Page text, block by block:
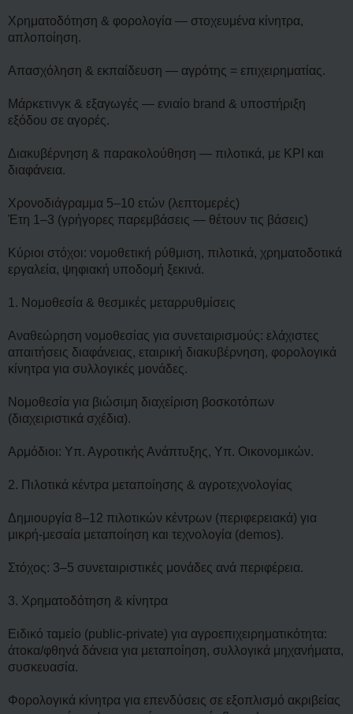
Χρηματοδότηση & φορολογία — στοχευμένα κίνητρα,
απλοποίηση.
Απασχόληση & εκπαίδευση — αγρότης = επιχειρηματίας.
Μάρκετινγκ & εξαγωγές — ενιαίο brand & υποστήριξη
εξόδου σε αγορές.
Διακυβέρνηση & παρακολούθηση — πιλοτικά, με KPI και
διαφάνεια.
Χρονοδιάγραμμα 5–10 ετών (λεπτομερές)
Έτη 1–3 (γρήγορες παρεμβάσεις — θέτουν τις βάσεις)
Κύριοι στόχοι: νομοθετική ρύθμιση, πιλοτικά, χρηματοδοτικά
εργαλεία, ψηφιακή υποδομή ξεκινά.
1. Νομοθεσία & θεσμικές μεταρρυθμίσεις
Αναθεώρηση νομοθεσίας για συνεταιρισμούς: ελάχιστες
απαιτήσεις διαφάνειας, εταιρική διακυβέρνηση, φορολογικά
κίνητρα για συλλογικές μονάδες.
Νομοθεσία για βιώσιμη διαχείριση βοσκοτόπων
(διαχειριστικά σχέδια).
Αρμόδιοι: Υπ. Αγροτικής Ανάπτυξης, Υπ. Οικονομικών.
2. Πιλοτικά κέντρα μεταποίησης & αγροτεχνολογίας
Δημιουργία 8–12 πιλοτικών κέντρων (περιφερειακά) για
μικρή-μεσαία μεταποίηση και τεχνολογία (demos).
Στόχος: 3–5 συνεταιριστικές μονάδες ανά περιφέρεια.
3. Χρηματοδότηση & κίνητρα
Ειδικό ταμείο (public-private) για αγροεπιχειρηματικότητα:
άτοκα/φθηνά δάνεια για μεταποίηση, συλλογικά μηχανήματα,
συσκευασία.
Φορολογικά κίνητρα για επενδύσεις σε εξοπλισμό ακριβείας